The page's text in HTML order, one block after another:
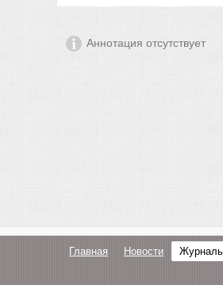
Аннотация отсутствует
Главная Новости